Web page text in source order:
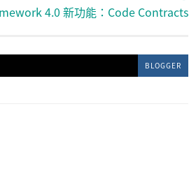
4.0 新功能：Code Contracts
BLOGGER